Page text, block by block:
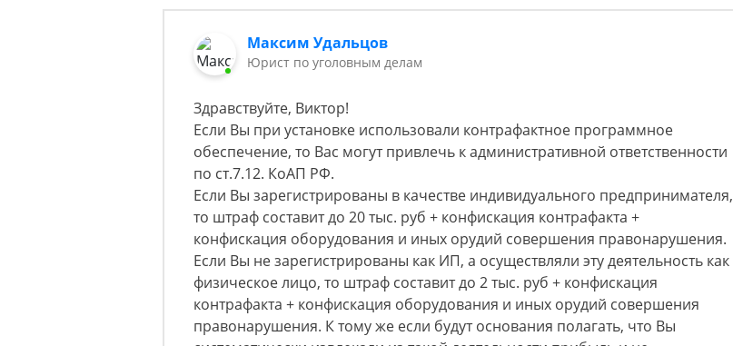
Максим Удальцов
Юрист по уголовным делам
Здравствуйте, Виктор!
Если Вы при установке использовали контрафактное программное
обеспечение, то Вас могут привлечь к административной ответственности
по ст.7.12. КоАП РФ.
Если Вы зарегистрированы в качестве индивидуального предпринимателя,
то штраф составит до 20 тыс. руб + конфискация контрафакта +
конфискация оборудования и иных орудий совершения правонарушения.
Если Вы не зарегистрированы как ИП, а осуществляли эту деятельность как
физическое лицо, то штраф составит до 2 тыс. руб + конфискация
контрафакта + конфискация оборудования и иных орудий совершения
правонарушения. К тому же если будут основания полагать, что Вы